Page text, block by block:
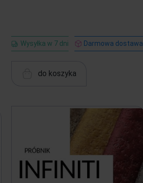
Wysyłka w 7 dni Darmowa dostawa
do koszyka